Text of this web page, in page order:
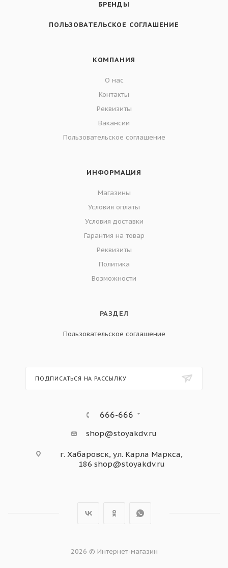
БРЕНДЫ
ПОЛЬЗОВАТЕЛЬСКОЕ СОГЛАШЕНИЕ
КОМПАНИЯ
О нас
Контакты
Реквизиты
Вакансии
Пользовательское соглашение
ИНФОРМАЦИЯ
Магазины
Условия оплаты
Условия доставки
Гарантия на товар
Реквизиты
Политика
Возможности
РАЗДЕЛ
Пользовательское соглашение
ПОДПИСАТЬСЯ НА РАССЫЛКУ
666-666
shop@stoyakdv.ru
г. Хабаровск, ул. Карла Маркса,
186 shop@stoyakdv.ru
2026 © Интернет-магазин